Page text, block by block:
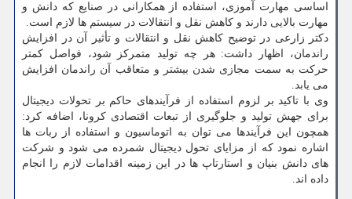
اساسی مهارت آموزی، استفاده از همکارانی در صنایع که دانش و
مهارت بالایی دارند و کاهش نقل و انتقالات در سیستم ها لازم است.
دکتر زارعی در توضیح کاهش نقل و انتقالات و تأثیر آن در افزایش
راندمان، اظهار داشت: هر چه تولید متمرکز شود، فواصل کمتر
حرکت به سمت مجازی شدن بیشتر و متعاقب آن راندمان افزایش
می یابد.
وی با تاکید بر لزوم استفاده از فرآیندهای حاکم بر تحولات دیجیتال
برای جهش تولید و جلوگیری از تبعات اقتصادی کرونا، اضافه کرد:
همچون این فرآیندها می توان به اتوماسیون و استفاده از ربات ها
اشاره نمود که از مزایای تحول دیجیتال شمرده می شود و شرکت
های دانش بنیان و استارتاپ ها در این زمینه اقدامات لازم را انجام
داده اند.